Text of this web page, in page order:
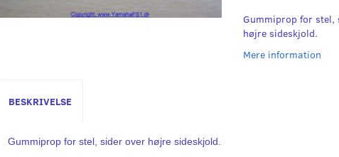
Gummiprop for stel,
højre sideskjold.
Mere information
BESKRIVELSE
Gummiprop for stel, sider over højre sideskjold.